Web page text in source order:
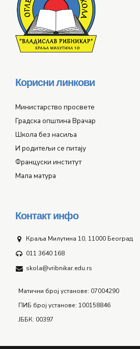
Корисни линкови
Министарство просвете
Градска општина Врачар
Школа без насиља
И родитељи се питају
Француски институт
Мала матура
Контакт инфо
Краља Милутина 10, 11000 Београд
011 3640 168
skola@vribnikar.edu.rs
Матични број установе: 07004290
ПИБ број установе: 100158846
ЈББК: 00397